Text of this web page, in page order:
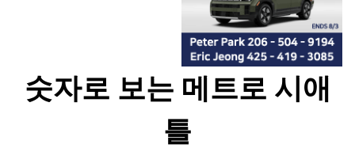
숫자로 보는 메트로 시애
틀